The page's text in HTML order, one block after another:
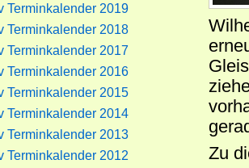
Zu
Terminkalender 2019
Terminkalender 2018
Terminkalender 2017
Terminkalender 2016
Terminkalender 2015
Terminkalender 2014
Terminkalender 2013
Terminkalender 2012